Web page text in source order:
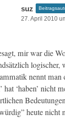
suz
27. April 2010
mir war die
logis­ch­er,
nen­nt man
hat ‘haben’ nicht
heute nicht